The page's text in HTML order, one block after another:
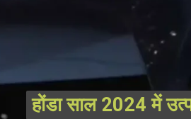
होंडा साल 2024 में
होंडा साल 2024 में